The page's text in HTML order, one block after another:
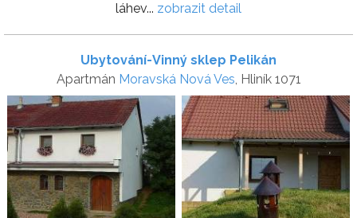
láhev... zobrazit detail
Ubytování-Vinný sklep Pelikán
Apartmán Moravská Nová Ves, Hliník 1071